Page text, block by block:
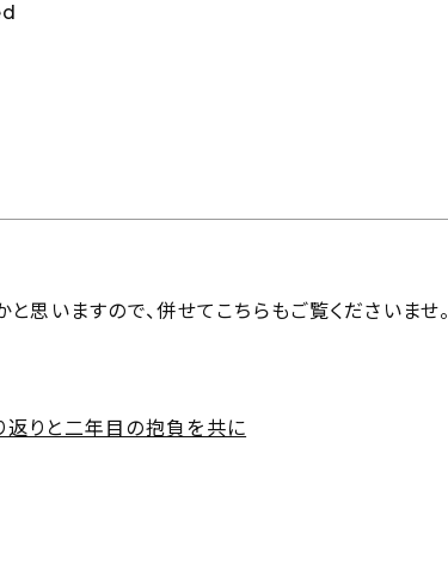
思いますので、併せてこちらもご覧くださいませ。
返りと二年目の抱負を共に